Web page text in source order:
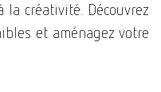
créativité. Découvrez
et aménagez votre